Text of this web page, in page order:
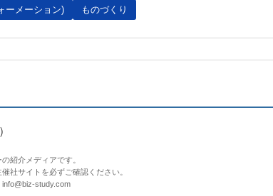
ーメーション) ものづくり
紹介メディアです。
社サイトを必ずご確認ください。
study.com